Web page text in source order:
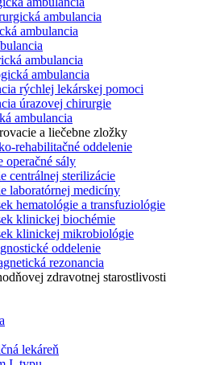
ambulancia
ambulancia
ambulancia
ambulancia
rýchlej lekárskej pomoci
úrazovej chirurgie
ambulancia
a liečebne zložky
rehabilitačné oddelenie
operačné sály
centrálnej sterilizácie
laboratórnej medicíny
hematológie a transfuziológie
klinickej biochémie
klinickej mikrobiológie
oddelenie
rezonancia
zdravotnej starostlivosti
lekáreň